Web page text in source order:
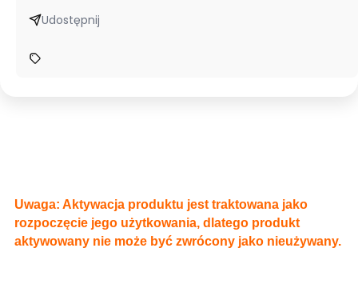
Udostępnij
Uwaga: Aktywacja produktu jest traktowana jako
rozpoczęcie jego użytkowania, dlatego produkt
aktywowany nie może być zwrócony jako nieużywany.